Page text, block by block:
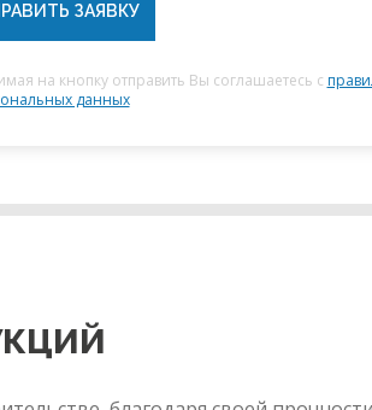
ЗАЯВКУ
на кнопку отправить Вы соглашаетесь с
данных